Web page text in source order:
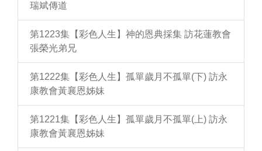
瑞斌傳道
第1223集【彩色人生】神的恩典採集 訪花蓮教會
張榮光弟兄
第1222集【彩色人生】孤單歲月不孤單(下) 訪永
康教會黃襄恩姊妹
第1221集【彩色人生】孤單歲月不孤單(上) 訪永
康教會黃襄恩姊妹